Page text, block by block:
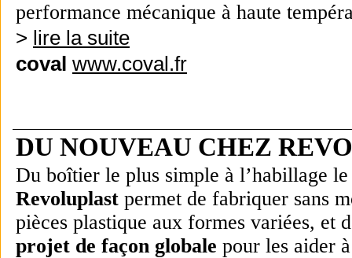
performance mécanique à haute
> lire la suite
coval www.coval.fr
DU NOUVEAU CHEZ
Du boîtier le plus simple à l’habillage
Revoluplast permet de fabriquer sans
pièces plastique aux formes variées, et
projet de façon globale pour les aider